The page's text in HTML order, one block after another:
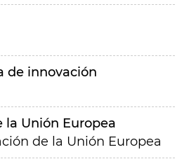
de innovación
la Unión Europea
de la Unión Europea